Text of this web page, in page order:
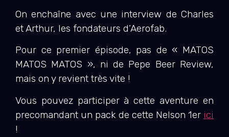
On enchaîne avec une interview de Charles
et Arthur, les fondateurs d’Aerofab.
Pour ce premier épisode, pas de « MATOS
MATOS MATOS », ni de Pepe Beer Review,
mais on y revient très vite !
Vous pouvez participer à cette aventure en
precomandant un pack de cette Nelson 1er ici
!